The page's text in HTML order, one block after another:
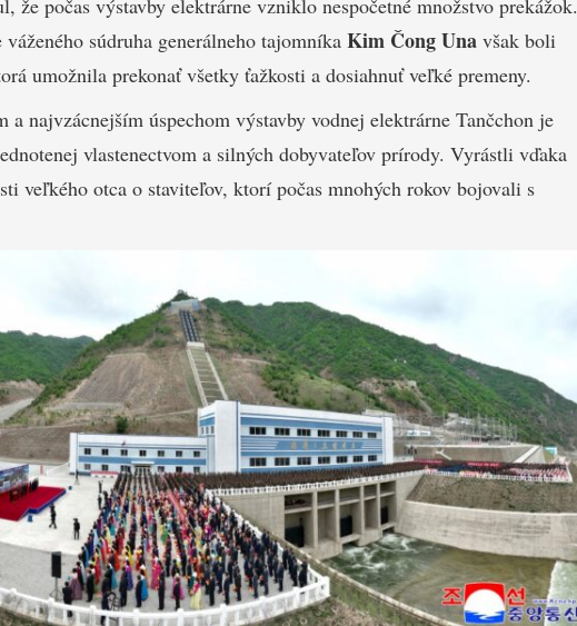
že počas výstavby elektrárne vzniklo nespočetné množstvo prekážok.
súdruha generálneho tajomníka Kim Čong Una však boli
umožnila prekonať všetky ťažkosti a dosiahnuť veľké premeny.
a najvzácnejším úspechom výstavby vodnej elektrárne Tančchon je
vlastenectvom a silných dobyvateľov prírody. Vyrástli vďaka
veľkého otca o staviteľov, ktorí počas mnohých rokov bojovali s